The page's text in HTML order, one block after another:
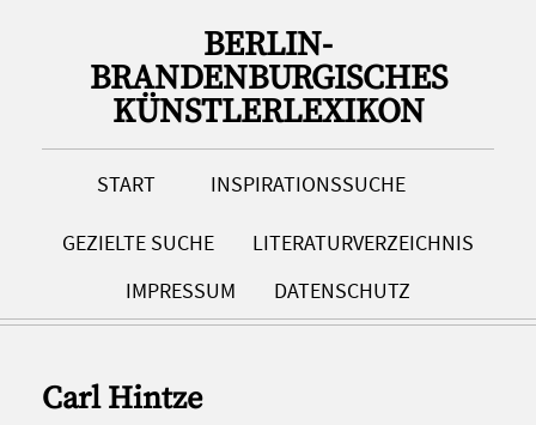
BERLIN-
BRANDENBURGISCHES
KÜNSTLERLEXIKON
START INSPIRATIONSSUCHE
GEZIELTE SUCHE
LITERATURVERZEICHNIS
IMPRESSUM
DATENSCHUTZ
Carl Hintze